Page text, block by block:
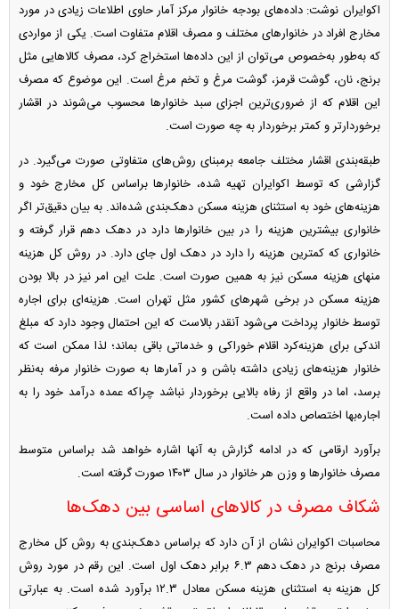
اکوایران نوشت: داده‌های بودجه خانوار مرکز آمار حاوی اطلاعات زیادی در مورد
مخارج افراد در خانوار‌های مختلف و مصرف اقلام متفاوت است. یکی از مواردی
که به‌طور به‌خصوص می‌توان از این داده‌ها استخراج کرد، مصرف کالا‌هایی مثل
برنج، نان، گوشت قرمز، گوشت مرغ و تخم مرغ است. این موضوع که مصرف
این اقلام که از ضروری‌ترین اجزای سبد خانوار‌ها محسوب می‌شوند در اقشار
برخوردارتر و کمتر برخوردار به چه صورت است.
طبقه‌بندی اقشار مختلف جامعه برمبنای روش‌های متفاوتی صورت می‌گیرد. در
گزارشی که توسط اکوایران تهیه شده، خانوار‌ها براساس کل مخارج خود و
هزینه‌های خود به استثنای هزینه مسکن دهک‌بندی شده‌اند. به بیان دقیق‌تر اگر
خانواری بیشترین هزینه را در بین خانوار‌ها دارد در دهک دهم قرار گرفته و
خانواری که کمترین هزینه را دارد در دهک اول جای دارد. در روش کل هزینه
منهای هزینه مسکن نیز به همین صورت است. علت این امر نیز در بالا بودن
هزینه مسکن در برخی شهر‌های کشور مثل تهران است. هزینه‌ای برای اجاره
توسط خانوار پرداخت می‌شود آنقدر بالاست که این احتمال وجود دارد که مبلغ
اندکی برای هزینه‌کرد اقلام خوراکی و خدماتی باقی بماند؛ لذا ممکن است که
خانوار هزینه‌های زیادی داشته باشن و در آمار‌ها به صورت خانوار مرفه به‌نظر
برسد، اما در واقع از رفاه بالایی برخوردار نباشد چراکه عمده درآمد خود را به
اجاره‌بها اختصاص داده است.
برآورد ارقامی که در ادامه گزارش به آنها اشاره خواهد شد براساس متوسط
مصرف خانوار‌ها و وزن هر خانوار در سال ۱۴۰۳ صورت گرفته است.
شکاف مصرف در کالا‌های اساسی بین دهک‌ها
محاسبات اکوایران نشان از آن دارد که براساس دهک‌بندی به روش کل مخارج
مصرف برنج در دهک دهم ۶.۳ برابر دهک اول است. این رقم در مورد روش
کل هزینه به استثنای هزینه مسکن معادل ۱۲.۳ برآورد شده است. به عبارتی